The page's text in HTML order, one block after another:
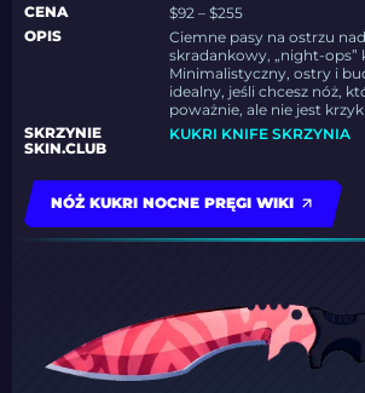
CENA
$92 – $255
OPIS
Ciemne pasy na ostrzu
skradankowy, „night-ops”
Minimalistyczny, ostry i
idealny, jeśli chcesz nóż,
poważnie, ale nie jest
SKRZYNIE
SKIN.CLUB
KUKRI KNIFE SKRZYNIA
NÓŻ KUKRI NOCNE PRĘGI WIKI